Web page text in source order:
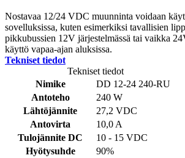
Nostavaa 12/24 VDC muunninta voidaan
sovelluksissa, kuten esimerkiksi tavallisien
pikkubussien 12V järjestelmässä tai vaikka
käyttö vapaa-ajan aluksissa.
Tekniset tiedot
Tekniset tiedot
Nimike
DD 12-24 240-RU
Antoteho
240 W
Lähtöjännite
27,2 VDC
Antovirta
10,0 A
Tulojännite DC
10 - 15 VDC
Hyötysuhde
90%